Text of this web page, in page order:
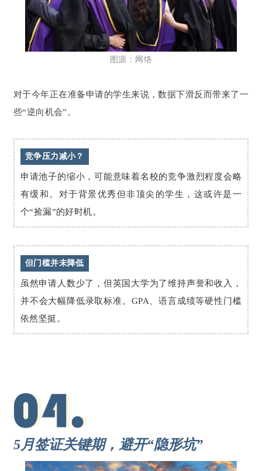
图源：网络
对于今年正在准备申请的学生来说，数据下滑反而带来了一
些“逆向机会”。
竞争压力减小？
申请池子的缩小，可能意味着名校的竞争激烈程度会略
有缓和。对于背景优秀但非顶尖的学生，这或许是一
个“捡漏”的好时机。
但门槛并未降低
虽然申请人数少了，但英国大学为了维持声誉和收入，
并不会大幅降低录取标准。GPA、语言成绩等硬性门槛
依然坚挺。
5月签证关键期，避开“隐形坑”